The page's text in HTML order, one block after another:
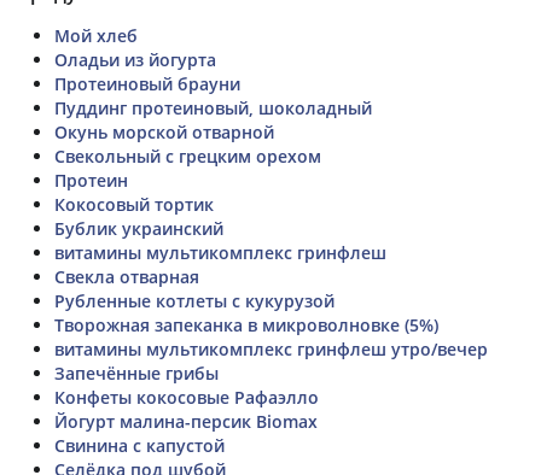
Мой хлеб
Оладьи из йогурта
Протеиновый брауни
Пуддинг протеиновый, шоколадный
Окунь морской отварной
Свекольный с грецким орехом
Протеин
Кокосовый тортик
Бублик украинский
витамины мультикомплекс гринфлеш
Свекла отварная
Рубленные котлеты с кукурузой
Творожная запеканка в микроволновке (5%)
витамины мультикомплекс гринфлеш утро/вечер
Запечённые грибы
Конфеты кокосовые Рафаэлло
Йогурт малина-персик Biomax
Свинина с капустой
Селёдка под шубой